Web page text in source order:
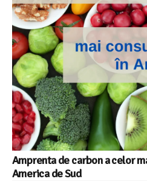
Amprenta de carbon a celor
America de Sud